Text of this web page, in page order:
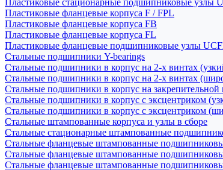
Пластиковые стационарные подшипниковые узлы
Пластиковые фланцевые корпуса F / FPL
Пластиковые фланцевые корпуса FB
Пластиковые фланцевые корпуса FL
Пластиковые фланцевые подшипниковые узлы
Стальные подшипники Y-bearings
Стальные подшипники в корпус на 2-х винтах
Стальные подшипники в корпус на 2-х винтах
Стальные подшипники в корпус на закрепительной
Стальные подшипники в корпус с эксцентриком
Стальные подшипники в корпус с эксцентриком
Стальные штампованные корпуса и узлы в сборе
Стальные стационарные штампованные
Стальные фланцевые штампованные
Стальные фланцевые штампованные
Стальные фланцевые штампованные